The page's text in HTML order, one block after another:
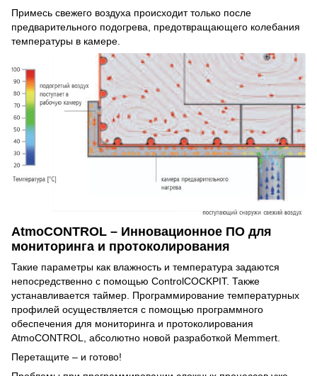
Примесь свежего воздуха происходит только после
предварительного подогрева, предотвращающего колебания
температуры в камере.
AtmoCONTROL – Инновационное ПО для
мониторинга и протоколирования
Такие параметры как влажность и температура задаются
непосредственно с помощью ControlCOCKPIT. Также
устанавливается таймер. Программирование температурных
профилей осуществляется с помощью программного
обеспечения для мониторинга и протоколирования
AtmoCONTROL, абсолютно новой разработкой Memmert.
Перетащите – и готово!